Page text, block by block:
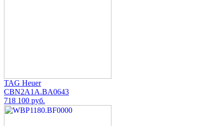
TAG Heuer
CBN2A1A.BA0643
718 100 руб.